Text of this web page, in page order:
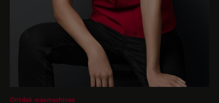
Ontdek wasmachines